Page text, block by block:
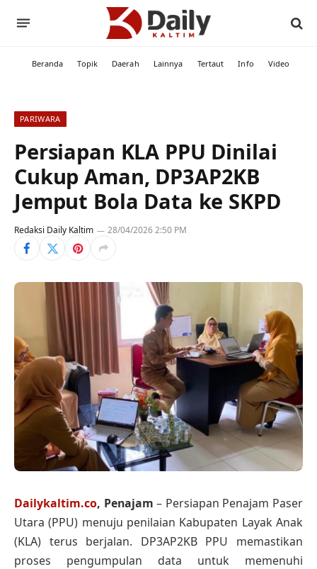
Beranda Topik Daerah Lainnya Tertaut Info Video
PARIWARA
Persiapan KLA PPU Dinilai
Cukup Aman, DP3AP2KB
Jemput Bola Data ke SKPD
Redaksi Daily Kaltim 28/04/2026 2:50 PM
Dailykaltim.co, Penajam – Persiapan Penajam Paser
Utara (PPU) menuju penilaian Kabupaten Layak Anak
(KLA) terus berjalan. DP3AP2KB PPU memastikan
proses pengumpulan data untuk memenuhi